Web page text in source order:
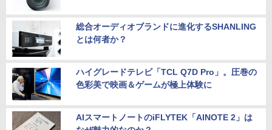
総合オーディオブランドに進化するSHANLING
とは何者か？
ハイグレードテレビ「TCL Q7D Pro」。圧巻の
色彩美で映画＆ゲームが極上体験に
AIスマートノートのiFLYTEK「AINOTE 2」は